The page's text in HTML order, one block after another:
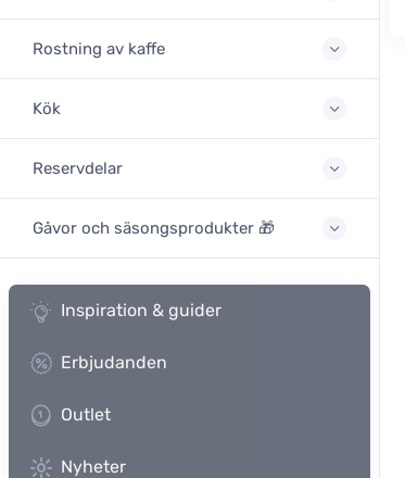
Rostning av kaffe
Kök
Reservdelar
Gåvor och säsongsprodukter 🎁
Inspiration & guider
Erbjudanden
Outlet
Nyheter